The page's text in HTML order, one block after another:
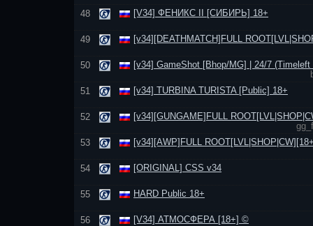
48 [V34] ФЕНИКС II [СИБИРЬ] 18+
49 [v34][DEATHMATCH]FULL
50
[v34] GameShot [Bhop/MG] | 24/7 (Timeleft
51
[v34] TURBINA TURISTA [Public] 18+
52
[v34][GUNGAME]FULL
53
[v34][AWP]FULL
54 [ORIGINAL] CSS v34
55 HARD Public 18+
56 [V34] АТМОСФЕРА [18+] ©